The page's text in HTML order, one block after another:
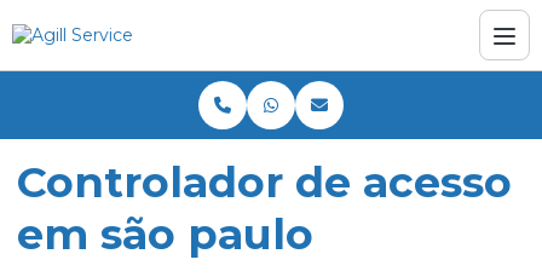
Controlador de acesso
em são paulo